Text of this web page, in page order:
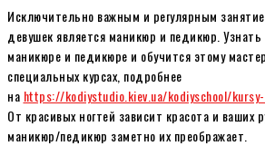
Исключительно важным и регулярным
девушек является маникюр и педикюр. Узнать
маникюре и педикюре и обучится этому
специальных курсах, подробнее
на https://kodiystudio.kiev.ua/kodiyschool/
От красивых ногтей зависит красота и ваших
маникюр/педикюр заметно их преображает.